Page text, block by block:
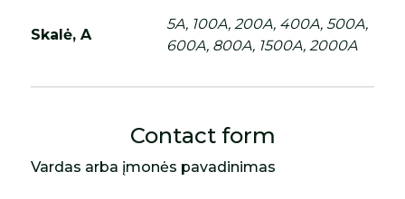
Skalė, A
5A, 100A, 200A, 400A, 500A,
600A, 800A, 1500A, 2000A
Contact form
Vardas arba įmonės pavadinimas